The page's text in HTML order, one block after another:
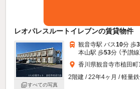
レオパレスルートイレブンの賃貸物件
すべての写真
観音寺駅 バス10分 歩3
本山駅 歩53分 （予讃線
香川県観音寺市植田
2階建 / 22年4ヶ月 / 軽量